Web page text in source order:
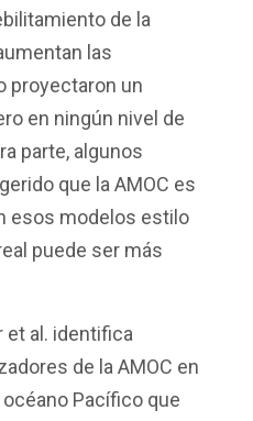
de la
las
proyectaron un
en ningún nivel de
parte, algunos
que la AMOC es
esos modelos estilo
puede ser más
et al. identifica
de la AMOC en
Pacífico que